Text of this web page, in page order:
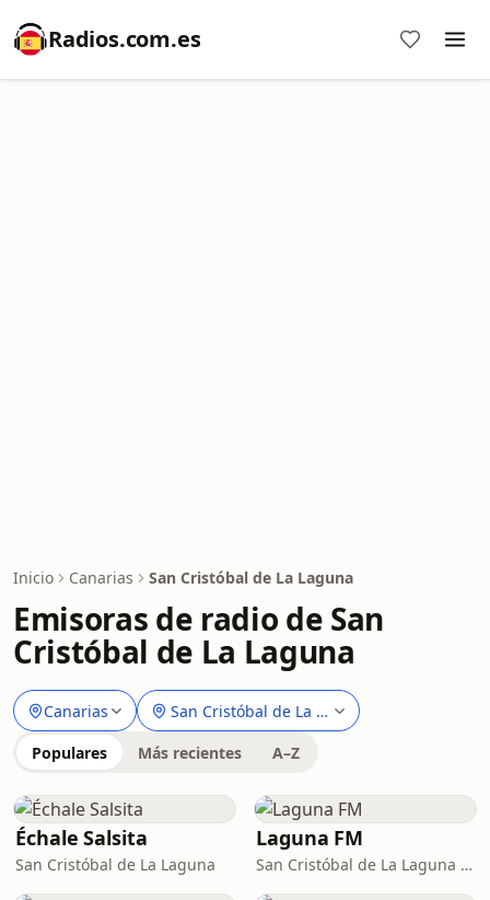
Radios.com.es
Inicio Canarias San Cristóbal de La Laguna
Emisoras de radio de San
Cristóbal de La Laguna
Canarias San Cristóbal de La Laguna
Populares Más recientes A–Z
Échale Salsita
San Cristóbal de La Laguna
Laguna FM
San Cristóbal de La Laguna · 98.3 FM